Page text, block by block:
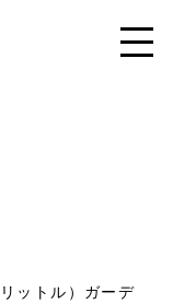
リットル）ガーデ